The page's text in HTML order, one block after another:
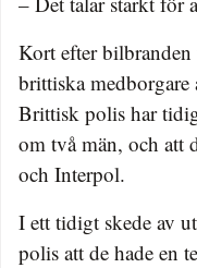
Kort efter
brittiska medborgare
Brittisk polis har
om två män, och att
och Interpol.
I ett tidigt skede av
polis att de hade en